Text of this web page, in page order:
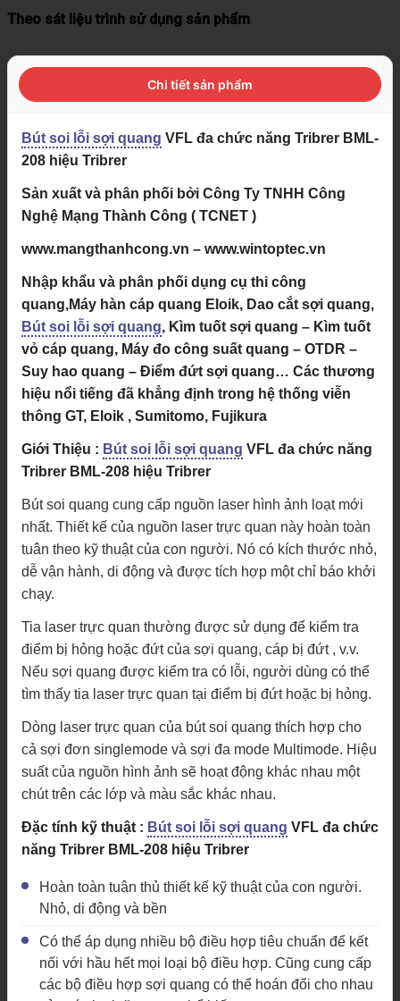
Theo sát liệu trình sử dụng sản phẩm
Chi tiết sản phẩm
Bút soi lỗi sợi quang VFL đa chức năng Tribrer BML-
208 hiệu Tribrer
Sản xuất và phân phối bởi Công Ty TNHH Công
Nghệ Mạng Thành Công ( TCNET )
www.mangthanhcong.vn – www.wintoptec.vn
Nhập khẩu và phân phối dụng cụ thi công
quang,Máy hàn cáp quang Eloik, Dao cắt sợi quang,
Bút soi lỗi sợi quang, Kìm tuốt sợi quang – Kìm tuốt
vỏ cáp quang, Máy đo công suất quang – OTDR –
Suy hao quang – Điểm đứt sợi quang… Các thương
hiệu nổi tiếng đã khẳng định trong hệ thống viễn
thông GT, Eloik , Sumitomo, Fujikura
Giới Thiệu : Bút soi lỗi sợi quang VFL đa chức năng
Tribrer BML-208 hiệu Tribrer
Bút soi quang cung cấp nguồn laser hình ảnh loạt mới
nhất. Thiết kế của nguồn laser trực quan này hoàn toàn
tuân theo kỹ thuật của con người. Nó có kích thước nhỏ,
dễ vận hành, di động và được tích hợp một chỉ báo khởi
chạy.
Tia laser trực quan thường được sử dụng để kiểm tra
điểm bị hỏng hoặc đứt của sợi quang, cáp bị đứt , v.v.
Nếu sợi quang được kiểm tra có lỗi, người dùng có thể
tìm thấy tia laser trực quan tại điểm bị đứt hoặc bị hỏng.
Dòng laser trực quan của bút soi quang thích hợp cho
cả sợi đơn singlemode và sợi đa mode Multimode. Hiệu
suất của nguồn hình ảnh sẽ hoạt động khác nhau một
chút trên các lớp và màu sắc khác nhau.
Đặc tính kỹ thuật : Bút soi lỗi sợi quang VFL đa chức
năng Tribrer BML-208 hiệu Tribrer
Hoàn toàn tuân thủ thiết kế kỹ thuật của con người.
Nhỏ, di động và bền
Có thể áp dụng nhiều bộ điều hợp tiêu chuẩn để kết
nối với hầu hết mọi loại bộ điều hợp. Cũng cung cấp
các bộ điều hợp sợi quang có thể hoán đổi cho nhau